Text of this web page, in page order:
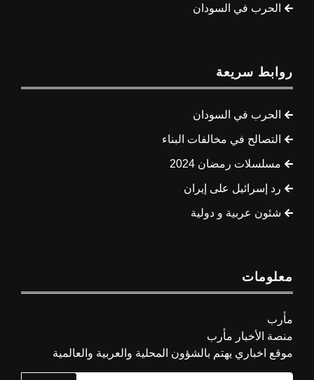
الحرب في السودان
روابط سريعة
الحرب في السودان
التصالح في مخالفات البناء
مسلسلات رمضان 2024
رد إسرائيل على إيران
شئون عربية و دولية
معلومات
مأرب
منصة الأخبار مأرب
موقع اخباري يهتم بالشؤون المحلية والعربية والعالمية